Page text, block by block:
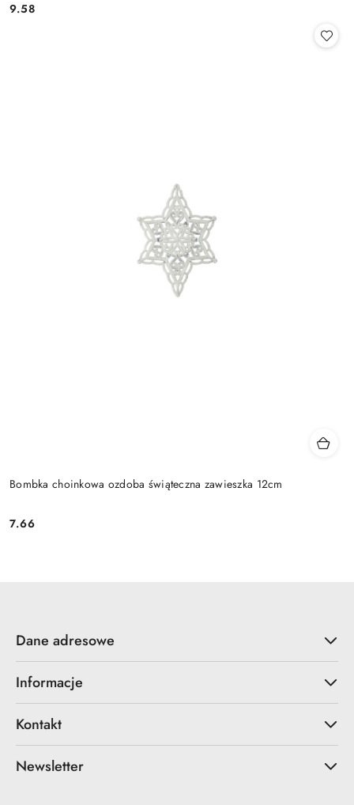
Cena:
9.58
Bombka choinkowa ozdoba świąteczna zawieszka 12cm
Cena:
7.66
Dane adresowe
Informacje
Kontakt
Newsletter